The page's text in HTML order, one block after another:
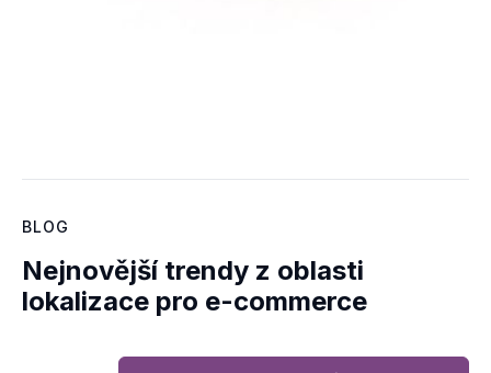
BLOG
Nejnovější trendy z oblasti
lokalizace pro e-commerce